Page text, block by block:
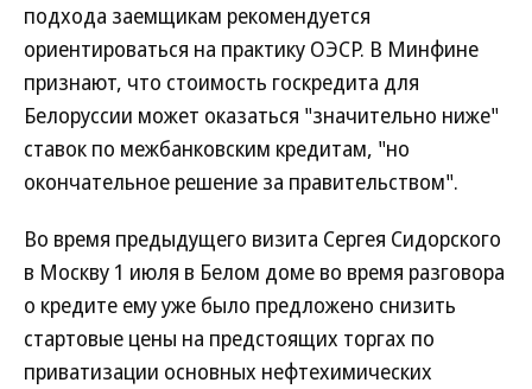
подхода заемщикам рекомендуется
ориентироваться на практику ОЭСР. В Минфине
признают, что стоимость госкредита для
Белоруссии может оказаться "значительно ниже"
ставок по межбанковским кредитам, "но
окончательное решение за правительством".
Во время предыдущего визита Сергея Сидорского
в Москву 1 июля в Белом доме во время разговора
о кредите ему уже было предложено снизить
стартовые цены на предстоящих торгах по
приватизации основных нефтехимических